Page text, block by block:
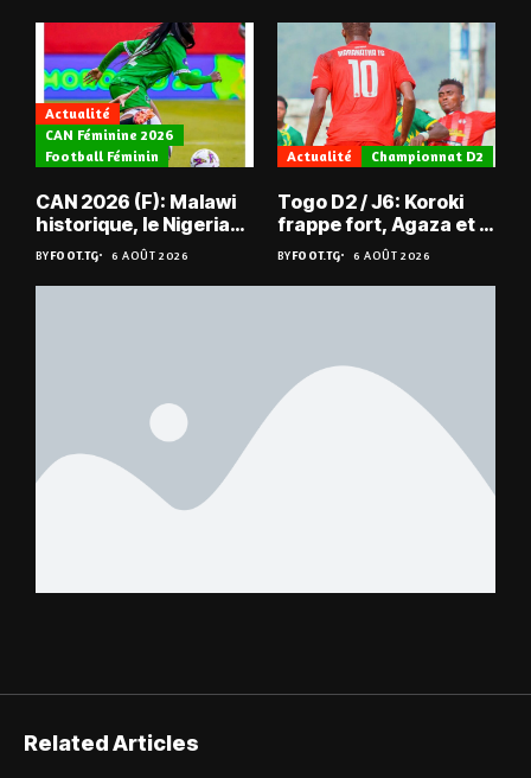
Actualité
CAN Féminine 2026
Football Féminin
CAN 2026 (F): Malawi
historique, le Nigeria
sauvé, la Zambie
éliminée
BYFOOT.TG 6 AOÛT 2026
Actualité Championnat D2
Togo D2 / J6: Koroki
frappe fort, Agaza et la
JCA assurent,
suspense avant Sara
FC – Doumbé FC
BYFOOT.TG 6 AOÛT 2026
Related Articles